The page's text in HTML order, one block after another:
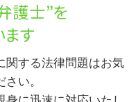
護士”を
ます
関する法律問題はお気
い。